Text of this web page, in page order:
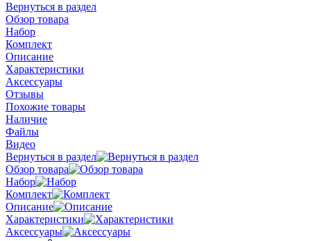
Вернуться в раздел
Обзор товара
Набор
Комплект
Описание
Характеристики
Аксессуары
Отзывы
Похожие товары
Наличие
Файлы
Видео
Вернуться в раздел
Обзор товара
Набор
Комплект
Описание
Характеристики
Аксессуары